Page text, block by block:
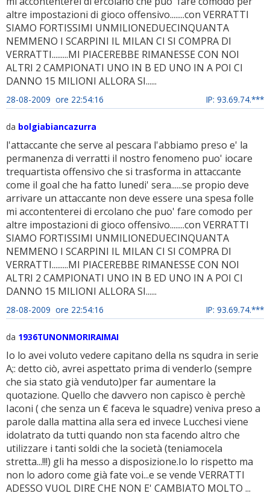
altre impostazioni di gioco offensivo........con VERRATTI
SIAMO FORTISSIMI UNMILIONEDUECINQUANTA
NEMMENO I SCARPINI IL MILAN CI SI COMPRA DI
VERRATTI.........MI PIACEREBBE RIMANESSE CON NOI
ALTRI 2 CAMPIONATI UNO IN B ED UNO IN A POI CI
DANNO 15 MILIONI ALLORA SI......
28-08-2009 ore 22:54:16 IP: 93.69.74.***
da bolgiabiancazurra
l'attaccante che serve al pescara l'abbiamo preso e' la
permanenza di verratti il nostro fenomeno puo' iocare
trequartista offensivo che si trasforma in attaccante
come il goal che ha fatto lunedi' sera......se propio deve
arrivare un attaccante non deve essere una spesa folle
mi accontenterei di ercolano che puo' fare comodo per
altre impostazioni di gioco offensivo........con VERRATTI
SIAMO FORTISSIMI UNMILIONEDUECINQUANTA
NEMMENO I SCARPINI IL MILAN CI SI COMPRA DI
VERRATTI.........MI PIACEREBBE RIMANESSE CON NOI
ALTRI 2 CAMPIONATI UNO IN B ED UNO IN A POI CI
DANNO 15 MILIONI ALLORA SI......
28-08-2009 ore 22:54:16 IP: 93.69.74.***
da 1936TUNONMORIRAIMAI
Io lo avei voluto vedere capitano della ns squdra in serie
A;: detto ciò, avrei aspettato prima di venderlo (sempre
che sia stato già venduto)per far aumentare la
quotazione. Quello che davvero non capisco è perchè
Iaconi ( che senza un € faceva le squadre) veniva preso a
parole dalla mattina alla sera ed invece Lucchesi viene
idolatrato da tutti quando non sta facendo altro che
utilizzare i tanti soldi che la società (teniamocela
stretta...!!!) gli ha messo a disposizione.Io lo rispetto ma
non lo adoro come già fate voi...e se vende VERRATTI
ADESSO VUOL DIRE CHE NON E' CAMBIATO MOLTO ...